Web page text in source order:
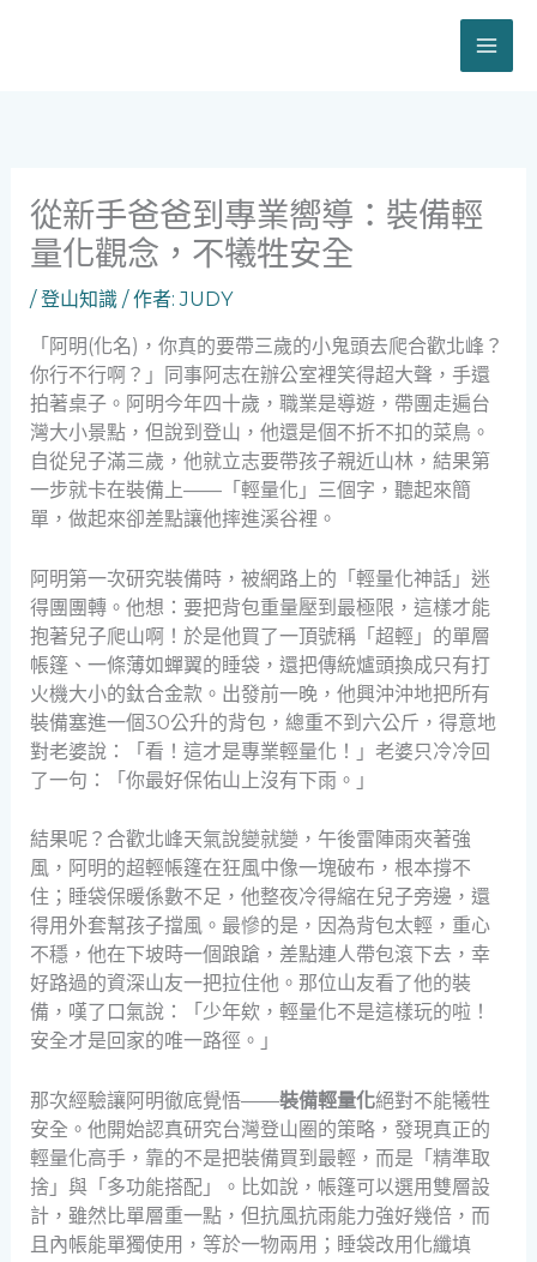
從新手爸爸到專業嚮導：裝備輕
量化觀念，不犧牲安全
/登山知識/ 作者:JUDY
「阿明(化名)，你真的要帶三歲的小鬼頭去爬合歡北峰？
你行不行啊？」同事阿志在辦公室裡笑得超大聲，手還
拍著桌子。阿明今年四十歲，職業是導遊，帶團走遍台
灣大小景點，但說到登山，他還是個不折不扣的菜鳥。
自從兒子滿三歲，他就立志要帶孩子親近山林，結果第
一步就卡在裝備上——「輕量化」三個字，聽起來簡
單，做起來卻差點讓他摔進溪谷裡。
阿明第一次研究裝備時，被網路上的「輕量化神話」迷
得團團轉。他想：要把背包重量壓到最極限，這樣才能
抱著兒子爬山啊！於是他買了一頂號稱「超輕」的單層
帳篷、一條薄如蟬翼的睡袋，還把傳統爐頭換成只有打
火機大小的鈦合金款。出發前一晚，他興沖沖地把所有
裝備塞進一個30公升的背包，總重不到六公斤，得意地
對老婆說：「看！這才是專業輕量化！」老婆只冷冷回
了一句：「你最好保佑山上沒有下雨。」
結果呢？合歡北峰天氣說變就變，午後雷陣雨夾著強
風，阿明的超輕帳篷在狂風中像一塊破布，根本撐不
住；睡袋保暖係數不足，他整夜冷得縮在兒子旁邊，還
得用外套幫孩子擋風。最慘的是，因為背包太輕，重心
不穩，他在下坡時一個踉蹌，差點連人帶包滾下去，幸
好路過的資深山友一把拉住他。那位山友看了他的裝
備，嘆了口氣說：「少年欸，輕量化不是這樣玩的啦！
安全才是回家的唯一路徑。」
那次經驗讓阿明徹底覺悟——裝備輕量化絕對不能犧牲
安全。他開始認真研究台灣登山圈的策略，發現真正的
輕量化高手，靠的不是把裝備買到最輕，而是「精準取
捨」與「多功能搭配」。比如說，帳篷可以選用雙層設
計，雖然比單層重一點，但抗風抗雨能力強好幾倍，而
且內帳能單獨使用，等於一物兩用；睡袋改用化纖填